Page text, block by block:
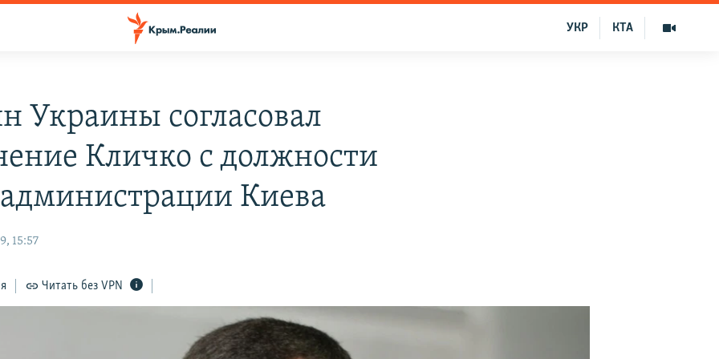
КТА
УКР
Украины согласовал
Кличко с должности
Киева
15:57
Читать без VPN